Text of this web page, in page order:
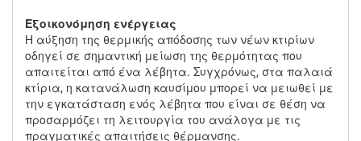
Εξοικονόμηση ενέργειας
Η αύξηση της θερµικής απόδοσης των νέων κτιρίων
οδηγεί σε σηµαντική µείωση της θερµότητας που
απαιτείται από ένα λέβητα. Συγχρόνως, στα παλαιά
κτίρια, η κατανάλωση καυσίµου µπορεί να µειωθεί µε
την εγκατάσταση ενός λέβητα που είναι σε θέση να
προσαρµόζει τη λειτουργία του ανάλογα µε τις
πραγµατικές απαιτήσεις θέρµανσης.